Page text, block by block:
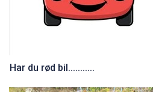
Har du rød bil...........